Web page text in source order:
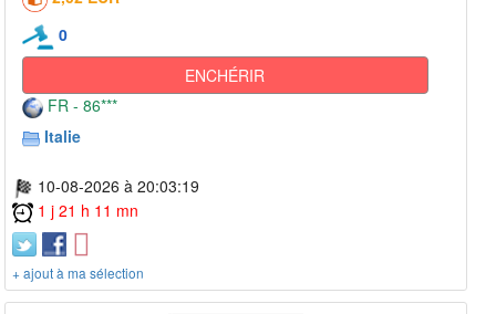
0
ENCHÉRIR
FR - 86***
Italie
10-08-2026 à 20:03:19
1 j 21 h 11 mn
+ ajout à ma sélection